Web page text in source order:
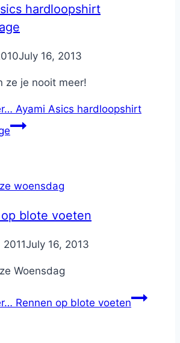
hardloopshirt
July 16, 2013
ze je nooit meer!
Ayami Asics hardloopshirt
woensdag
blote voeten
July 16, 2013
Woensdag
Rennen op blote voeten